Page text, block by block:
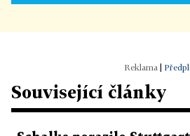
Související články